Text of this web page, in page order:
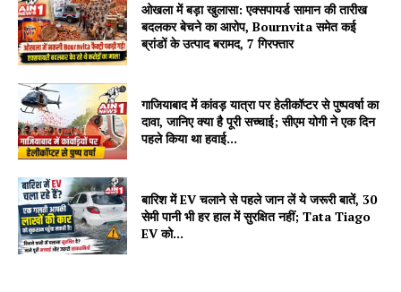
ओखला में बड़ा खुलासा: एक्सपायर्ड सामान की तारीख
बदलकर बेचने का आरोप, Bournvita समेत कई
ब्रांडों के उत्पाद बरामद, 7 गिरफ्तार
गाजियाबाद में कांवड़ यात्रा पर हेलीकॉप्टर से पुष्पवर्षा का
दावा, जानिए क्या है पूरी सच्चाई; सीएम योगी ने एक दिन
पहले किया था हवाई...
बारिश में EV चलाने से पहले जान लें ये जरूरी बातें, 30
सेमी पानी भी हर हाल में सुरक्षित नहीं; Tata Tiago
EV को...